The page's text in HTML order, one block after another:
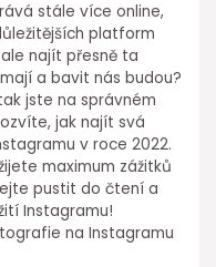
stále více online,
platform
najít přesně ta
a bavit nás budou?
jste na správném
jak najít svá
v roce 2022.
maximum zážitků
pustit do čtení a
Instagramu!
na Instagramu